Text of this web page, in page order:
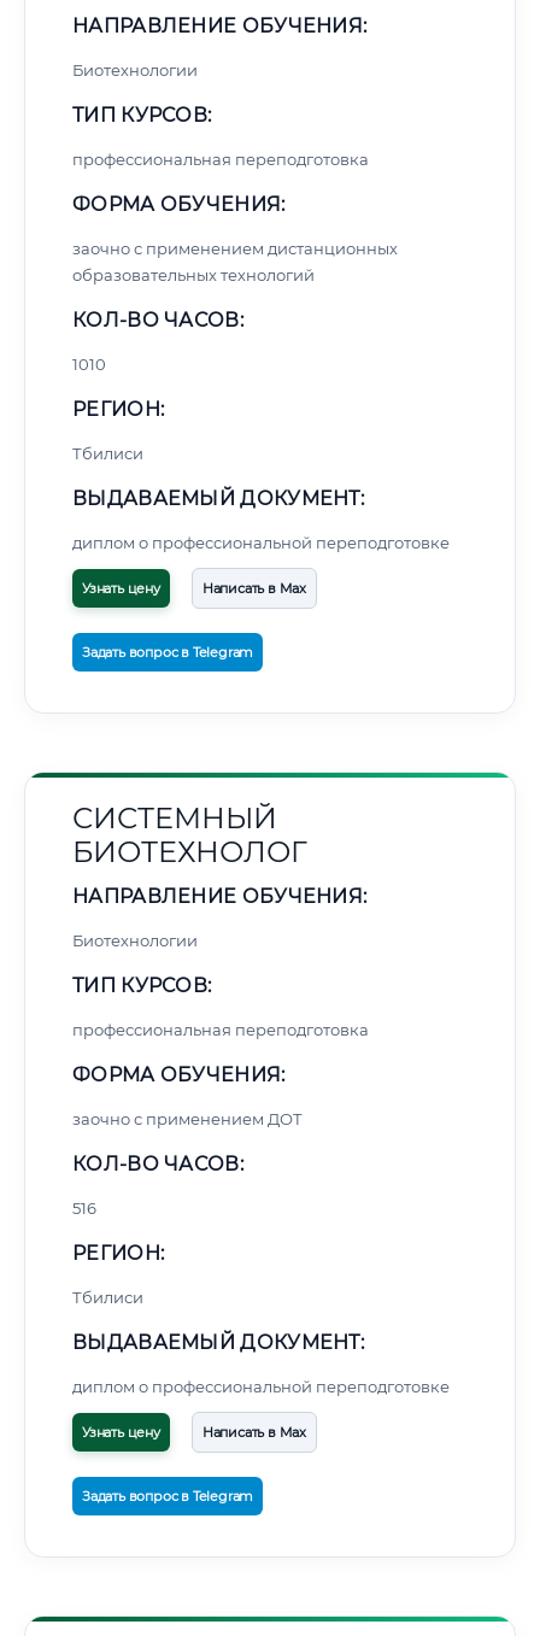
НАПРАВЛЕНИЕ ОБУЧЕНИЯ:
Биотехнологии
ТИП КУРСОВ:
профессиональная переподготовка
ФОРМА ОБУЧЕНИЯ:
заочно с применением дистанционных
образовательных технологий
КОЛ-ВО ЧАСОВ:
1010
РЕГИОН:
Тбилиси
ВЫДАВАЕМЫЙ ДОКУМЕНТ:
диплом о профессиональной переподготовке
Узнать цену Написать в Max
Задать вопрос в Telegram
СИСТЕМНЫЙ
БИОТЕХНОЛОГ
НАПРАВЛЕНИЕ ОБУЧЕНИЯ:
Биотехнологии
ТИП КУРСОВ:
профессиональная переподготовка
ФОРМА ОБУЧЕНИЯ:
заочно с применением ДОТ
КОЛ-ВО ЧАСОВ:
516
РЕГИОН:
Тбилиси
ВЫДАВАЕМЫЙ ДОКУМЕНТ:
диплом о профессиональной переподготовке
Узнать цену Написать в Max
Задать вопрос в Telegram